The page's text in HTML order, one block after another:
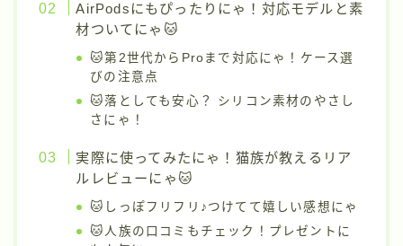
AirPodsにもぴったりにゃ！対応モデルと素
材ついてにゃ🐱
🐱第2世代からProまで対応にゃ！ケース選
びの注意点
🐱落としても安心？ シリコン素材のやさし
さにゃ！
実際に使ってみたにゃ！猫族が教えるリア
ルレビューにゃ🐱
🐱しっぽフリフリ♪つけてて嬉しい感想にゃ
🐱人族の口コミもチェック！プレゼントに